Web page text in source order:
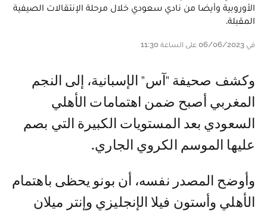
الأوروبية وأيضا من نادي سعودي خلال مرحلة الإنتقالات الصيفية
المقبلة.
في 06/06/2023 على الساعة 11:30
وكشف صحيفة "آس" الإسبانية، إلى النجم
المغربي أصبح ضمن اهتمامات الأهلي
السعودي بعد المستويات الكبيرة التي بصم
عليها الموسم الكروي الجاري.
وأوضح المصدر نفسه، أن بونو يحظى باهتمام
الأهلي وأستون فيلا الإنجليزي وإنتر ميلان